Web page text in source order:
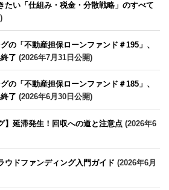
たい「仕組み・税金・分散戦略」のすべて
の「不動産担保ローンファンド＃195」、
了 (2026年7月31日公開)
の「不動産担保ローンファンド＃185」、
了 (2026年6月30日公開)
】延滞発生！回収への道と注意点 (2026年6
ウドファンディング入門ガイド (2026年6月